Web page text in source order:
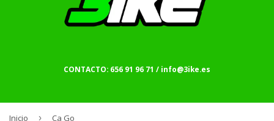
CONTACTO: 656 91 96 71 / info@3ike.es
Inicio › Ca Go